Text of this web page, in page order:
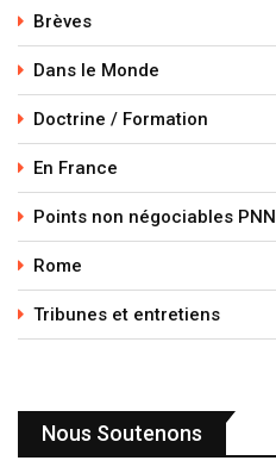
Brèves
Dans le Monde
Doctrine / Formation
En France
Points non négociables PNN
Rome
Tribunes et entretiens
Nous Soutenons